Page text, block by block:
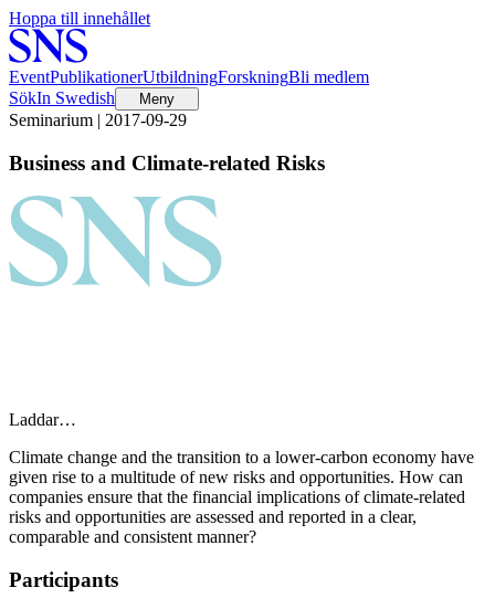
Hoppa till innehållet
EventPublikationerUtbildningForskningBli medlem
SökIn Swedish Meny
Seminarium | 2017-09-29
Business and Climate-related Risks
Laddar…
Climate change and the transition to a lower-carbon economy have
given rise to a multitude of new risks and opportunities. How can
companies ensure that the financial implications of climate-related
risks and opportunities are assessed and reported in a clear,
comparable and consistent manner?
Participants